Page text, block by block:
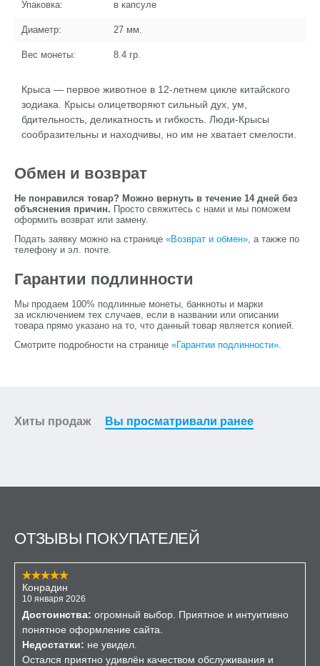
Упаковка: в капсуле
Диаметр: 27 мм.
Вес монеты: 8.4 гр.
Крыса — первое животное в 12-летнем цикле китайского
зодиака. Крысы олицетворяют сильный дух, ум,
бдительность, деликатность и гибкость. Люди-Крысы
сообразительны и находчивы, но им не хватает смелости.
Обмен и возврат
Не понравился товар? Можно вернуть в течение 14 дней без
объяснения причин. Просто свяжитесь с нами и мы поможем
оформить возврат или замену.
Подать заявку можно на странице «Возврат и обмен», а также по
телефону и эл. почте.
Гарантии подлинности
Мы продаем 100% подлинные монеты, банкноты и марки
за исключением тех случаев, если в названии или описании
товара прямо указано на то, что данный товар является копией.
Смотрите подробности на странице «Гарантии подлинности».
Хиты продаж Вы просматривали ранее
ОТЗЫВЫ ПОКУПАТЕЛЕЙ
Конрадин
10 января 2026
Достоинства: огромный выбор. Приятное и интуитивно
понятное оформление сайта.
Недостатки: не увидел.
Остался приятно удивлён качеством обслуживания и